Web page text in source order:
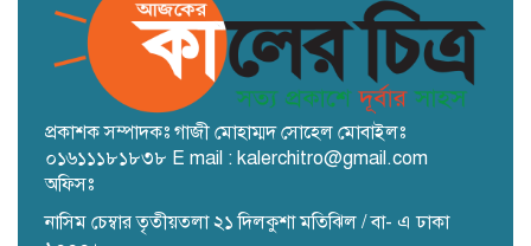
প্রকাশক সম্পাদকঃ গাজী মোহাম্মদ সোহেল মোবাইলঃ
০১৬১১১৮১৮৩৮ E mail : kalerchitro@gmail.com
অফিসঃ
নাসিম চেম্বার তৃতীয়তলা ২১ দিলকুশা মতিঝিল / বা- এ ঢাকা